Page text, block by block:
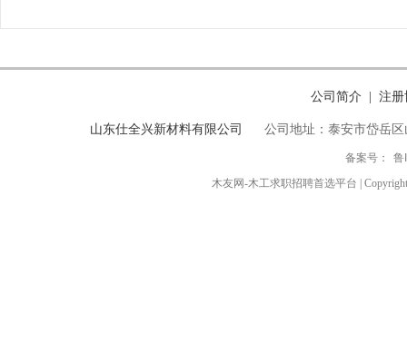
公司简介 注册
山东仕全兴新材料有限公司 公司地址：泰安市岱岳
备案号：
鲁
木友网-木工求职招聘首选平台 |